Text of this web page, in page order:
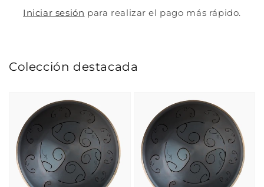
Iniciar sesión para realizar el pago más rápido.
Colección destacada